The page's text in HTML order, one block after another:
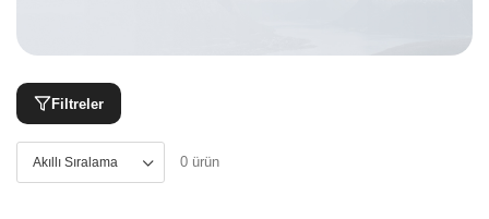
Filtreler
0 ürün